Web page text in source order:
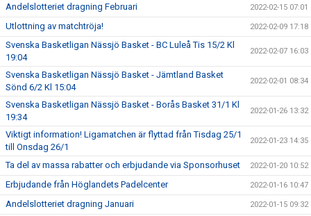
Andelslotteriet dragning Februari 2022-02-15 07:01
Utlottning av matchtröja! 2022-02-09 17:18
Svenska Basketligan Nässjö Basket - BC Luleå Tis 15/2 Kl
19:04
2022-02-07 16:03
Svenska Basketligan Nässjö Basket - Jämtland Basket
Sönd 6/2 Kl 15:04
2022-02-01 08:34
Svenska Basketligan Nässjö Basket - Borås Basket 31/1 Kl
19:34
2022-01-26 13:32
Viktigt information! Ligamatchen är flyttad från Tisdag 25/1
till Onsdag 26/1
2022-01-23 14:35
Ta del av massa rabatter och erbjudande via Sponsorhuset 2022-01-20 10:52
Erbjudande från Höglandets Padelcenter 2022-01-16 10:47
Andelslotteriet dragning Januari 2022-01-15 09:32